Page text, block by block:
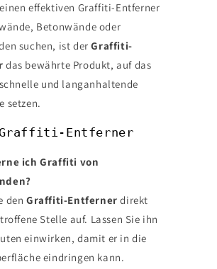
effektiven Graffiti-Entferner
Betonwände oder
suchen, ist der Graffiti-
das bewährte Produkt, auf das
und langanhaltende
setzen.
Graffiti-Entferner
ich Graffiti von
den Graffiti-Entferner direkt
Stelle auf. Lassen Sie ihn
einwirken, damit er in die
eindringen kann.